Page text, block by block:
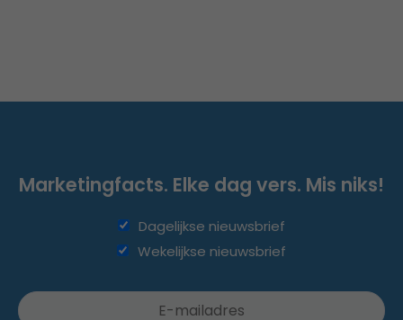
Marketingfacts. Elke dag vers. Mis niks!
Dagelijkse nieuwsbrief
Wekelijkse nieuwsbrief